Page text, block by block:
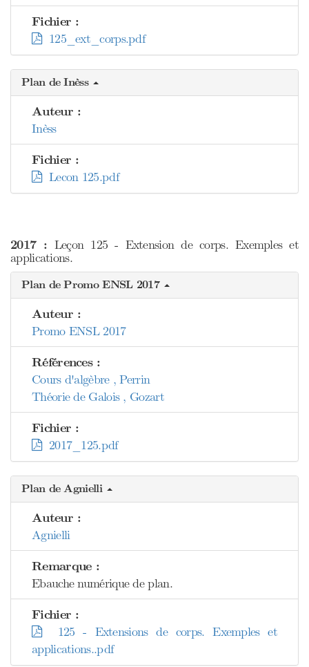
Fichier :
125_ext_corps.pdf
Plan de Inèss
Auteur :
Inèss
Fichier :
Lecon 125.pdf
2017 : Leçon 125 - Extension de corps. Exemples et
applications.
Plan de Promo ENSL 2017
Auteur :
Promo ENSL 2017
Références :
Cours d'algèbre , Perrin
Théorie de Galois , Gozart
Fichier :
2017_125.pdf
Plan de Agnielli
Auteur :
Agnielli
Remarque :
Ebauche numérique de plan.
Fichier :
125 - Extensions de corps. Exemples et
applications..pdf